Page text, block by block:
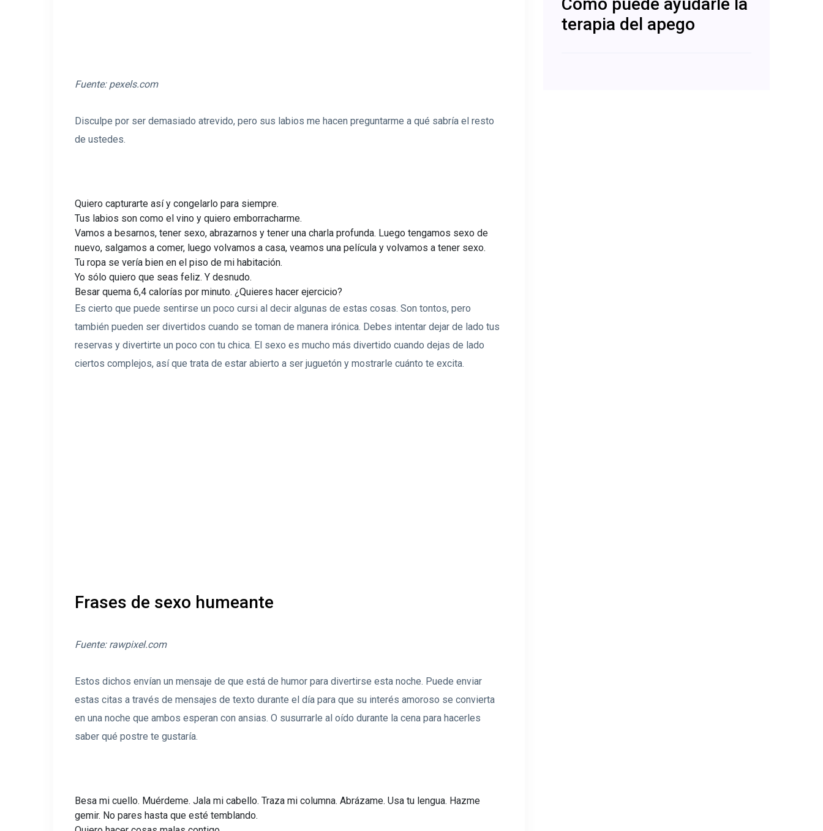
Fuente: pexels.com
Disculpe por ser demasiado atrevido, pero sus labios me hacen preguntarme a qué sabría el resto
de ustedes.
Quiero capturarte así y congelarlo para siempre.
Tus labios son como el vino y quiero emborracharme.
Vamos a besarnos, tener sexo, abrazarnos y tener una charla profunda. Luego tengamos sexo de
nuevo, salgamos a comer, luego volvamos a casa, veamos una película y volvamos a tener sexo.
Tu ropa se vería bien en el piso de mi habitación.
Yo sólo quiero que seas feliz. Y desnudo.
Besar quema 6,4 calorías por minuto. ¿Quieres hacer ejercicio?
Es cierto que puede sentirse un poco cursi al decir algunas de estas cosas. Son tontos, pero
también pueden ser divertidos cuando se toman de manera irónica. Debes intentar dejar de lado tus
reservas y divertirte un poco con tu chica. El sexo es mucho más divertido cuando dejas de lado
ciertos complejos, así que trata de estar abierto a ser juguetón y mostrarle cuánto te excita.
Frases de sexo humeante
Fuente: rawpixel.com
Estos dichos envían un mensaje de que está de humor para divertirse esta noche. Puede enviar
estas citas a través de mensajes de texto durante el día para que su interés amoroso se convierta
en una noche que ambos esperan con ansias. O susurrarle al oído durante la cena para hacerles
saber qué postre te gustaría.
Besa mi cuello. Muérdeme. Jala mi cabello. Traza mi columna. Abrázame. Usa tu lengua. Hazme
gemir. No pares hasta que esté temblando.
Cómo puede ayudarle la
terapia del apego